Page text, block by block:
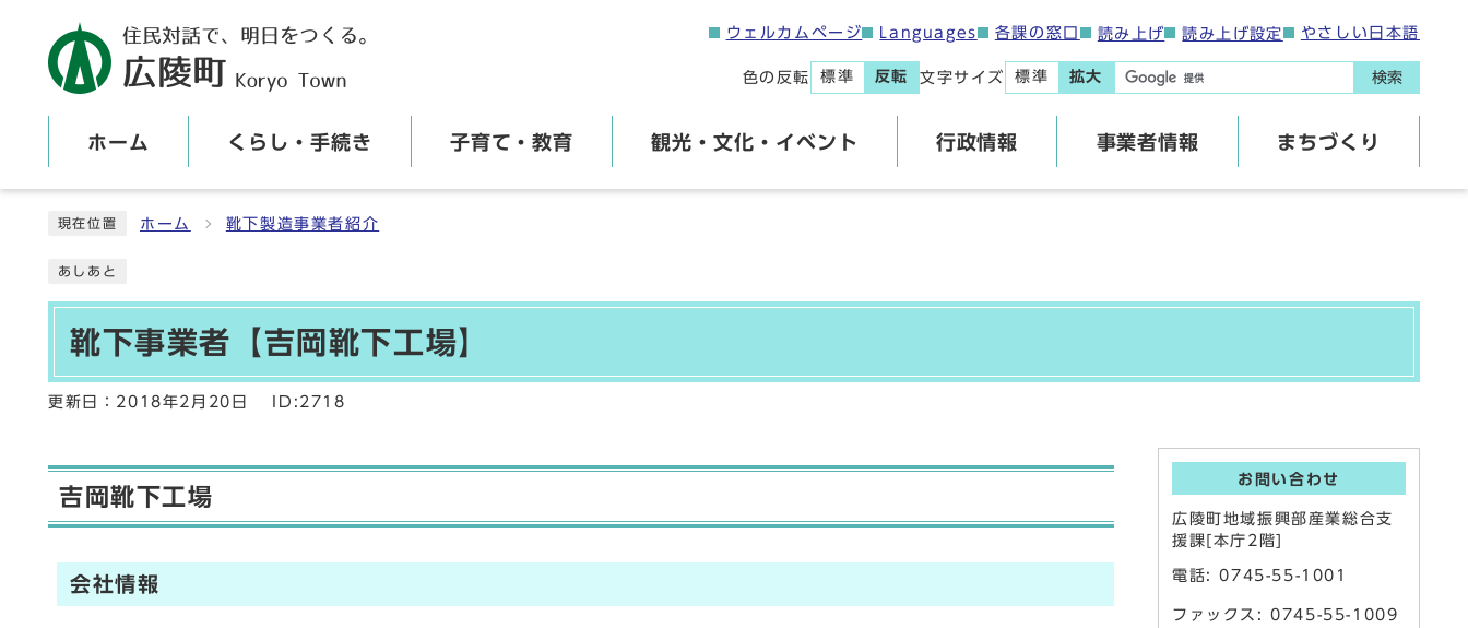
ウェルカムページ Languages 各課の窓口 読み上げ 読み上げ設定 やさしい日本語
色の反転 標準 反転 文字サイズ 標準 拡大 検索
ホーム くらし・手続き 子育て・教育 観光・文化・イベント 行政情報 事業者情報 まちづくり
現在位置 ホーム 靴下製造事業者紹介
あしあと
靴下事業者【吉岡靴下工場】
更新日： 2018年2月20日 ID:2718
吉岡靴下工場
会社情報
お問い合わせ
広陵町地域振興部産業総合支
援課[本庁2階]
電話:0745-55-1001
ファックス: 0745-55-1009